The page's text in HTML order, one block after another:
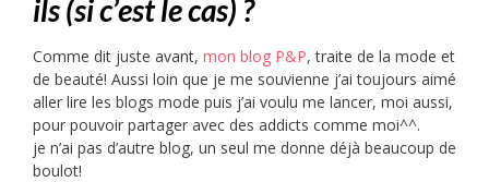
ils (si c’est le cas) ?
Comme dit juste avant, mon blog P&P, traite de la mode et
de beauté! Aussi loin que je me souvienne j’ai toujours aimé
aller lire les blogs mode puis j’ai voulu me lancer, moi aussi,
pour pouvoir partager avec des addicts comme moi^^.
je n’ai pas d’autre blog, un seul me donne déjà beaucoup de
boulot!